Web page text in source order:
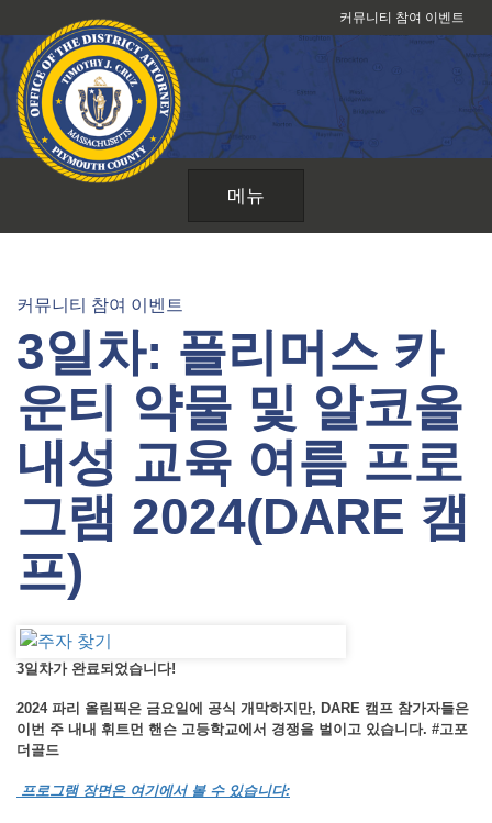
텐
츠
건
커뮤니티 참여 이벤트
메뉴
커뮤니티 참여 이벤트
3일차: 플리머스 카
운티 약물 및 알코올
내성 교육 여름 프로
그램 2024(DARE 캠
프)
3일차가 완료되었습니다!
2024 파리 올림픽은 금요일에 공식 개막하지만, DARE 캠프 참가자들은
이번 주 내내 휘트먼 핸슨 고등학교에서 경쟁을 벌이고 있습니다. #고포
더골드
프로그램 장면은 여기에서 볼 수 있습니다: